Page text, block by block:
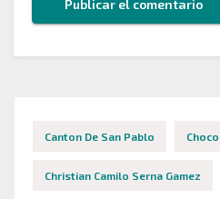
Canton De San Pablo Choco
Christian Camilo Serna Gamez